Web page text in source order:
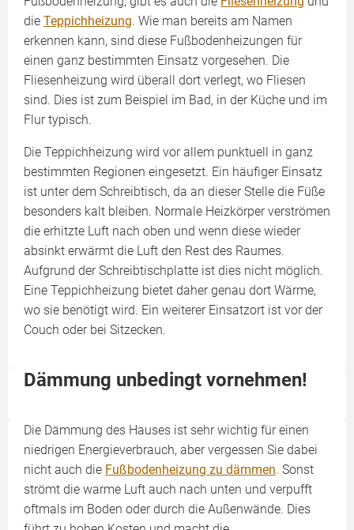
die Teppichheizung. Wie man bereits am Namen
erkennen kann, sind diese Fußbodenheizungen für
einen ganz bestimmten Einsatz vorgesehen. Die
Fliesenheizung wird überall dort verlegt, wo Fliesen
sind. Dies ist zum Beispiel im Bad, in der Küche und im
Flur typisch.
Die Teppichheizung wird vor allem punktuell in ganz
bestimmten Regionen eingesetzt. Ein häufiger Einsatz
ist unter dem Schreibtisch, da an dieser Stelle die Füße
besonders kalt bleiben. Normale Heizkörper verströmen
die erhitzte Luft nach oben und wenn diese wieder
absinkt erwärmt die Luft den Rest des Raumes.
Aufgrund der Schreibtischplatte ist dies nicht möglich.
Eine Teppichheizung bietet daher genau dort Wärme,
wo sie benötigt wird. Ein weiterer Einsatzort ist vor der
Couch oder bei Sitzecken.
Dämmung unbedingt vornehmen!
Die Dämmung des Hauses ist sehr wichtig für einen
niedrigen Energieverbrauch, aber vergessen Sie dabei
nicht auch die Fußbodenheizung zu dämmen. Sonst
strömt die warme Luft auch nach unten und verpufft
oftmals im Boden oder durch die Außenwände. Dies